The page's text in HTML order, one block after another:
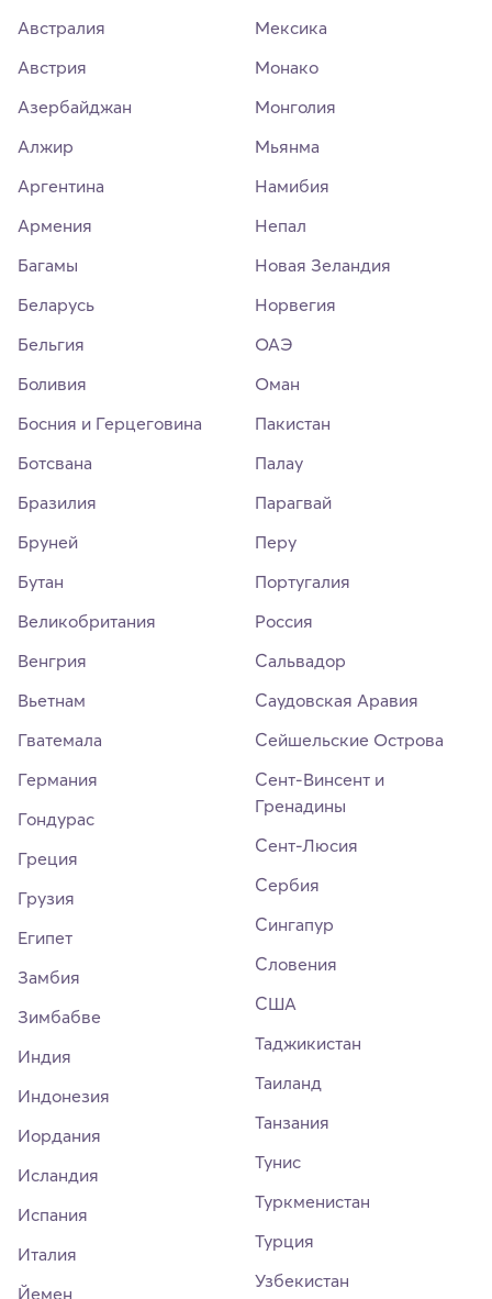
Австралия
Австрия
Азербайджан
Алжир
Аргентина
Армения
Багамы
Беларусь
Бельгия
Боливия
Босния и Герцеговина
Ботсвана
Бразилия
Бруней
Бутан
Великобритания
Венгрия
Вьетнам
Гватемала
Германия
Гондурас
Греция
Грузия
Египет
Замбия
Зимбабве
Индия
Индонезия
Иордания
Исландия
Испания
Италия
Йемен
Мексика
Монако
Монголия
Мьянма
Намибия
Непал
Новая Зеландия
Норвегия
ОАЭ
Оман
Пакистан
Палау
Парагвай
Перу
Португалия
Россия
Сальвадор
Саудовская Аравия
Сейшельские Острова
Сент-Винсент и
Гренадины
Сент-Люсия
Сербия
Сингапур
Словения
США
Таджикистан
Таиланд
Танзания
Тунис
Туркменистан
Турция
Узбекистан